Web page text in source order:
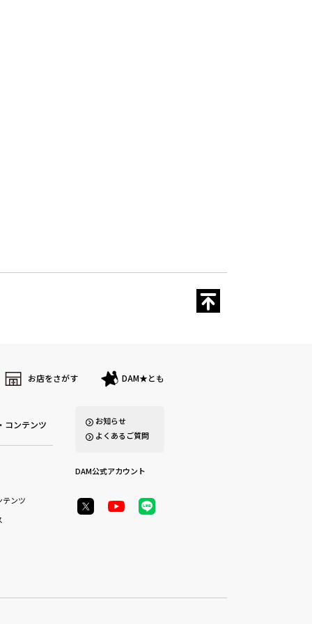
お店をさがす DAM★とも
コンテンツ
テンツ
お知らせ
よくあるご質問
DAM公式アカウント